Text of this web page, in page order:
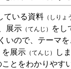
ている資料 （しりょ
展示 （てんじ）
をし
いので、テーマ
を展示 （てんじ） し
ことをわかりやす